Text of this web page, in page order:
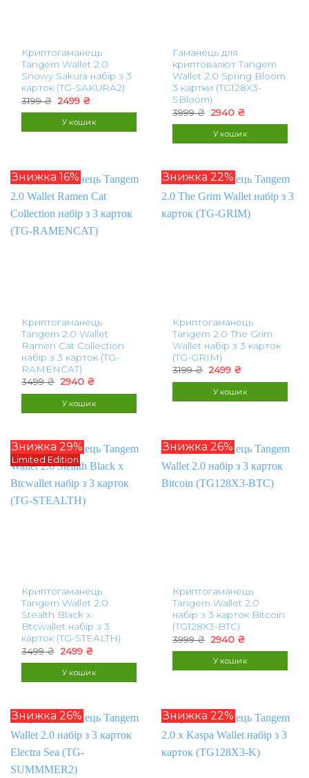
Криптогаманець
Tangem Wallet 2.0
Snowy Sakura набір з 3
карток (TG-SAKURA2)
3199₴ Оригінальна
3199 ₴.
2499 ₴Поточна
У кошик
Гаманець для
криптовалют Tangem
Wallet 2.0 Spring Bloom
3 картки (TG128X3-
SBloom)
3999₴ Оригінальна
3999 ₴.
2940 ₴Поточна
У кошик
Знижка 16%
Криптогаманець
Tangem 2.0 Wallet
Ramen Cat Collection
набір з 3 карток (TG-
RAMENCAT)
3499₴ Оригінальна
3499 ₴.
2940 ₴Поточна
У кошик
Знижка 22%
Криптогаманець
Tangem 2.0 The Grim
Wallet набір з 3 карток
(TG-GRIM)
3199₴ Оригінальна
3199 ₴.
2499 ₴Поточна
У кошик
Знижка 29%
Limited Edition
Криптогаманець
Tangem Wallet 2.0
Stealth Black x
Btcwallet набір з 3
карток (TG-STEALTH)
3499₴ Оригінальна
3499 ₴.
2499 ₴Поточна
У кошик
Знижка 26%
Криптогаманець
Tangem Wallet 2.0
набір з 3 карток Bitcoin
(TG128X3-BTC)
3999₴ Оригінальна
3999 ₴.
2940 ₴Поточна
У кошик
Знижка 26% Знижка 22%